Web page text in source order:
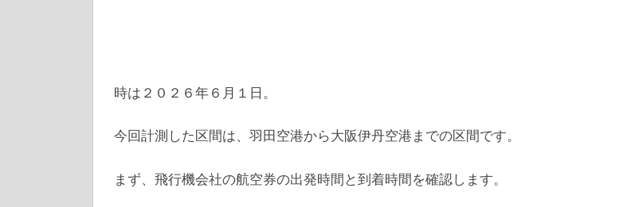
時は２０２６年６月１日。
今回計測した区間は、羽田空港から大阪伊丹空港までの区間です。
まず、飛行機会社の航空券の出発時間と到着時間を確認します。